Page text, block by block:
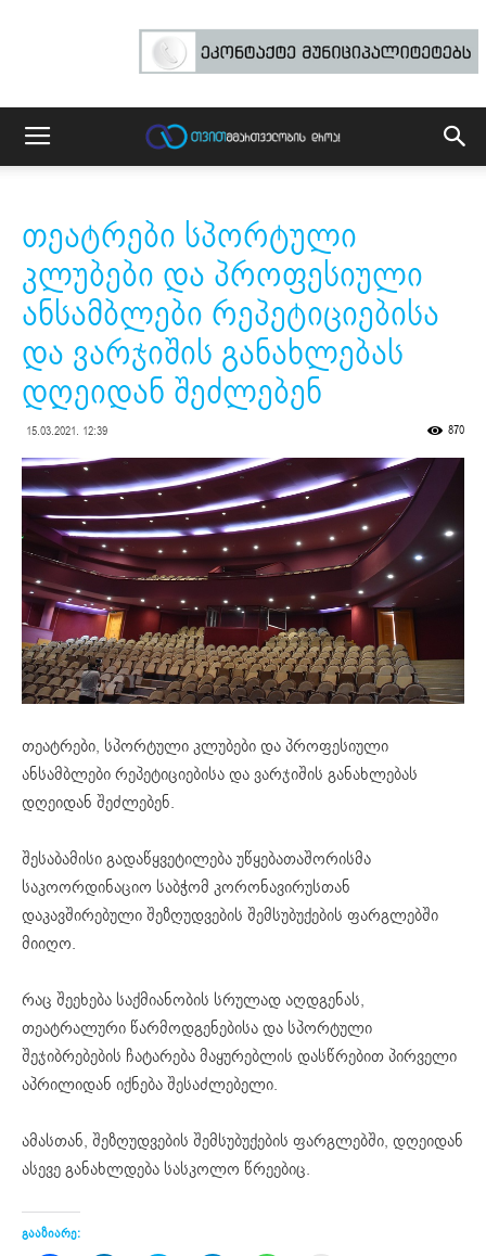
თეატრები სპორტული
კლუბები და პროფესიული
ანსამბლები რეპეტიციებისა
და ვარჯიშის განახლებას
დღეიდან შეძლებენ
15.03.2021. 12:39 870
თეატრები, სპორტული კლუბები და პროფესიული
ანსამბლები რეპეტიციებისა და ვარჯიშის განახლებას
დღეიდან შეძლებენ.
შესაბამისი გადაწყვეტილება უწყებათაშორისმა
საკოორდინაციო საბჭომ კორონავირუსთან
დაკავშირებული შეზღუდვების შემსუბუქების ფარგლებში
მიიღო.
რაც შეეხება საქმიანობის სრულად აღდგენას,
თეატრალური წარმოდგენებისა და სპორტული
შეჯიბრებების ჩატარება მაყურებლის დასწრებით პირველი
აპრილიდან იქნება შესაძლებელი.
ამასთან, შეზღუდვების შემსუბუქების ფარგლებში, დღეიდან
ასევე განახლდება სასკოლო წრეებიც.
გააზიარე: